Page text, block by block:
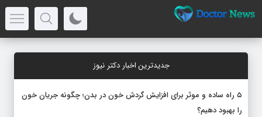
جدیدترین اخبار دکتر نیوز
۵ راه ساده و موثر برای افزایش گردش خون در بدن؛ چگونه جریان خون
را بهبود دهیم؟